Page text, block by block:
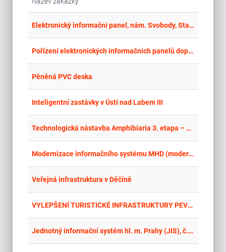
Elektronický informační panel, nám. Svobody, Starý Bohumín
Pořízení elektronických informačních panelů doplněných o V2X
Pěněná PVC deska
Inteligentní zastávky v Ústí nad Labem III
Technologická nástavba Amphibiaria 3. etapa – část vybavení a výroba
Modernizace informačního systému MHD (modernizace zastávkových označníků), Teplice
Veřejná infrastruktura v Děčíně
VYLEPŠENÍ TURISTICKÉ INFRASTRUKTURY PEVNOSTI TEREZÍN
Jednotný informační systém hl. m. Prahy (JIS), č. akce 1150